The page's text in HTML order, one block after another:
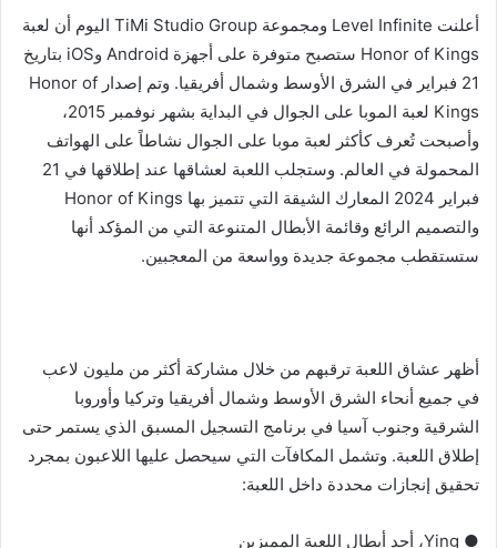
أعلنت Level Infinite ومجموعة TiMi Studio Group اليوم أن لعبة
Honor of Kings ستصبح متوفرة على أجهزة Android وiOS بتاريخ
21 فبراير في الشرق الأوسط وشمال أفريقيا. وتم إصدار Honor of
Kings لعبة الموبا على الجوال في البداية بشهر نوفمبر 2015،
وأصبحت تُعرف كأكثر لعبة موبا على الجوال نشاطاً على الهواتف
المحمولة في العالم. وستجلب اللعبة لعشاقها عند إطلاقها في 21
فبراير 2024 المعارك الشيقة التي تتميز بها Honor of Kings
والتصميم الرائع وقائمة الأبطال المتنوعة التي من المؤكد أنها
ستستقطب مجموعة جديدة وواسعة من المعجبين.
أظهر عشاق اللعبة ترقبهم من خلال مشاركة أكثر من مليون لاعب
في جميع أنحاء الشرق الأوسط وشمال أفريقيا وتركيا وأوروبا
الشرقية وجنوب آسيا في برنامج التسجيل المسبق الذي يستمر حتى
إطلاق اللعبة. وتشمل المكافآت التي سيحصل عليها اللاعبون بمجرد
تحقيق إنجازات محددة داخل اللعبة:
● Ying، أحد أبطال اللعبة المميزين